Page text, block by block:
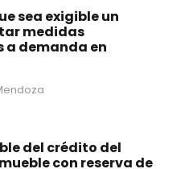
sea exigible un
medidas
a demanda en
del crédito del
con reserva de